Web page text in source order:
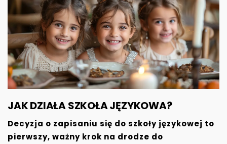
JAK DZIAŁA SZKOŁA JĘZYKOWA?
Decyzja o zapisaniu się do szkoły językowej to
pierwszy, ważny krok na drodze do